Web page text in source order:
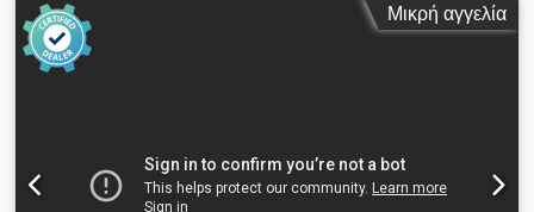
γεννήτριας: 400 kVA Διαστάσεις φορτίου: 493 x 162 x 222 εκ.
Σήμανση CE: ναι Όγκος δεξαμενής νερού: 800 l Χώρα
παραγωγής: Κίνα Επικοινωνήστε με την ομάδα DPX για
Μικρή αγγελία